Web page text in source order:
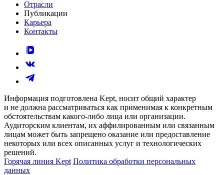
Отрасли
Публикации
Карьера
Контакты
Информация подготовлена Kept, носит общий характер
и не должна рассматриваться как применимая к конкретным
обстоятельствам какого-либо лица или организации.
Аудиторским клиентам, их аффилированным или связанным
лицам может быть запрещено оказание или предоставление
некоторых или всех описанных услуг и технологических
решений.
Горячая линия Kept Политика обработки персональных
данных